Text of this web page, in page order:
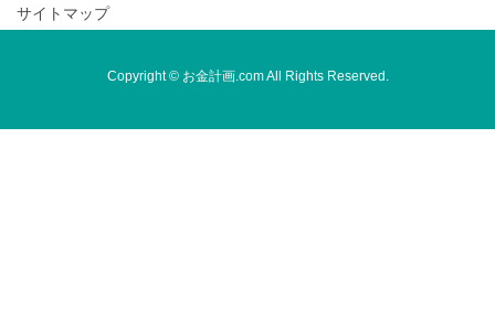
サイトマップ
Copyright © お金計画.com All Rights Reserved.